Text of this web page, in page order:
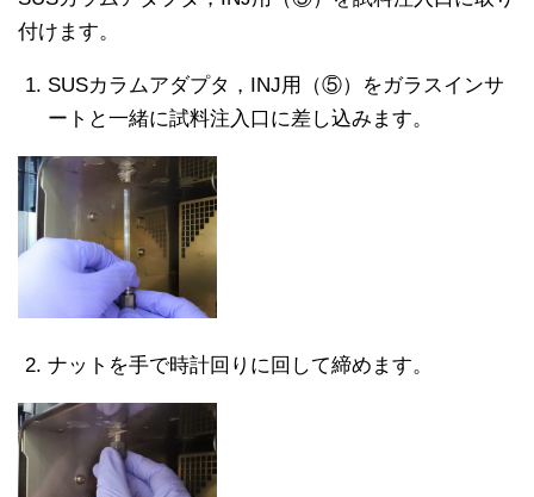
付けます。
SUSカラムアダプタ，INJ用（⑤）をガラスインサ
ートと一緒に試料注入口に差し込みます。
ナットを手で時計回りに回して締めます。